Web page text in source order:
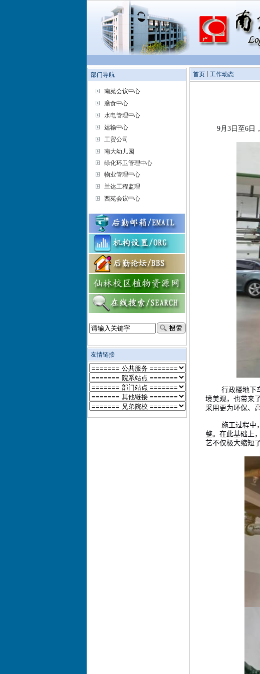
部门导航
南苑会议中心
膳食中心
水电管理中心
运输中心
工贸公司
南大幼儿园
绿化环卫管理中心
物业管理中心
兰达工程监理
西苑会议中心
友情链接
首页 工作动态
9月 3日至6日
行政楼地下
境美观，也带来
采用更为环保、
施工过程中，
整。在此基础上
艺不仅极大缩短